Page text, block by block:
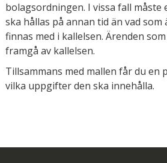
bolagsordningen. I vissa fall
ska hållas på annan tid än vad
finnas med i kallelsen. Ärenden
framgå av kallelsen.
Tillsammans med mallen får du
vilka uppgifter den ska innehålla.